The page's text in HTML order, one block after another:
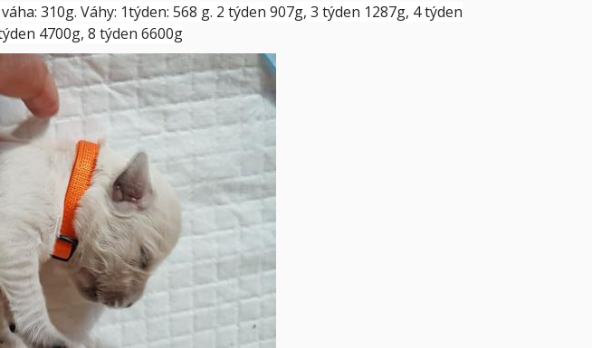
310g. Váhy: 1týden: 568 g. 2 týden 907g, 3 týden 1287g, 4 týden
4700g, 8 týden 6600g